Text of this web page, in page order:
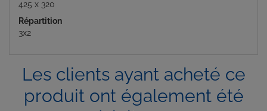
425 x 320
Répartition
3x2
Les clients ayant acheté ce
produit ont également été